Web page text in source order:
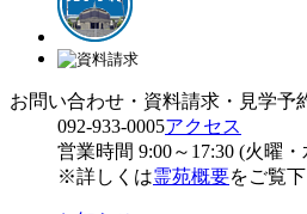
お問い合わせ・資料請求・見学予
092-933-0005アクセス
営業時間 9:00～17:30 (火曜
※詳しくは霊苑概要をご覧